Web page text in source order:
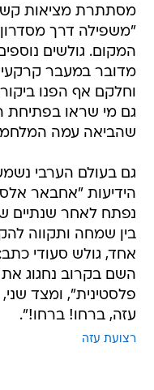
מסתתרת מציאות
"משפילה דרך
המקום. גולשים
מדובר במעבר
וחלקם אף הפנו
גם מי שראו בפתיחת
שהביאה עמה
גם בעולם הערבי
הידיעות "אחבאר
נפתח לאחר שנתיים
בין שמחה ותקווה
אחד, גולש סעודי
השם בקרוב נחגוג
פלסטינית", ומצד
עזה, ברחו! ברחו!".
רצועת עזה